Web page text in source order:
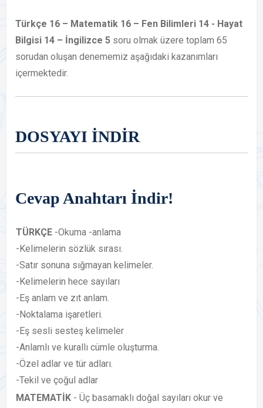
Türkçe 16 – Matematik 16 – Fen Bilimleri 14 - Hayat
Bilgisi 14 – İngilizce 5 soru olmak üzere toplam 65
sorudan oluşan denememiz aşağıdaki kazanımları
içermektedir.
DOSYAYI İNDİR
Cevap Anahtarı İndir!
TÜRKÇE -Okuma -anlama
-Kelimelerin sözlük sırası.
-Satır sonuna sığmayan kelimeler.
-Kelimelerin hece sayıları
-Eş anlam ve zıt anlam.
-Noktalama işaretleri.
-Eş sesli sesteş kelimeler
-Anlamlı ve kurallı cümle oluşturma.
-Özel adlar ve tür adları.
-Tekil ve çoğul adlar
MATEMATİK - Üç basamaklı doğal sayıları okur ve